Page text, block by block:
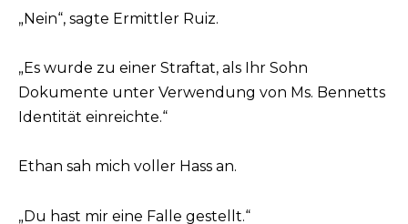
„Nein“, sagte Ermittler Ruiz.
„Es wurde zu einer Straftat, als Ihr Sohn
Dokumente unter Verwendung von Ms. Bennetts
Identität einreichte.“
Ethan sah mich voller Hass an.
„Du hast mir eine Falle gestellt.“